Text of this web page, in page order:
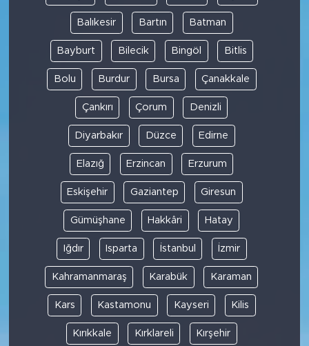
Balıkesir Bartın Batman
Bayburt Bilecik Bingöl Bitlis
Bolu Burdur Bursa Çanakkale
Çankırı Çorum Denizli
Diyarbakır Düzce Edirne
Elazığ Erzincan Erzurum
Eskişehir Gaziantep Giresun
Gümüşhane Hakkâri Hatay
Iğdır Isparta İstanbul İzmir
Kahramanmaraş Karabük Karaman
Kars Kastamonu Kayseri Kilis
Kırıkkale Kırklareli Kırşehir